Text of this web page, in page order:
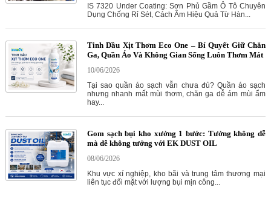
IS 7320 Under Coating: Sơn Phủ Gầm Ô Tô Chuyên
Dụng Chống Rỉ Sét, Cách Âm Hiệu Quả Từ Hàn...
Tinh Dầu Xịt Thơm Eco One – Bí Quyết Giữ Chăn
Ga, Quần Áo Và Không Gian Sống Luôn Thơm Mát
10/06/2026
Tại sao quần áo sạch vẫn chưa đủ? Quần áo sạch
nhưng nhanh mất mùi thơm, chăn ga dễ ám mùi ẩm
hay...
Gom sạch bụi kho xưởng 1 bước: Tưởng không dễ
mà dễ không tưởng với EK DUST OIL
08/06/2026
Khu vực xí nghiệp, kho bãi và trung tâm thương mại
liên tục đối mặt với lượng bụi mịn công...